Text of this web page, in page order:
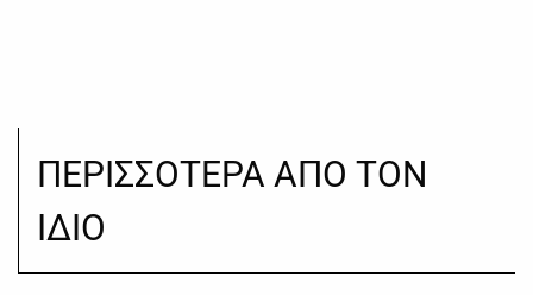
ΠΕΡΙΣΣΟΤΕΡΑ ΑΠΟ ΤΟΝ
ΙΔΙΟ